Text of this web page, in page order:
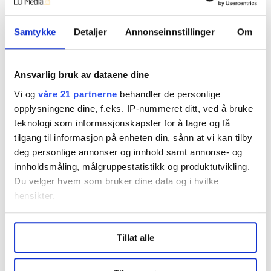
Samtykke Detaljer Annonseinnstillinger Om
Ansvarlig bruk av dataene dine
Vi og våre 21 partnerne behandler de personlige
opplysningene dine, f.eks. IP-nummeret ditt, ved å bruke
teknologi som informasjonskapsler for å lagre og få
tilgang til informasjon på enheten din, sånn at vi kan tilby
deg personlige annonser og innhold samt annonse- og
innholdsmåling, målgruppestatistikk og produktutvikling.
Du velger hvem som bruker dine data og i hvilke
hensikter.
Undermer infokan du lese om hvordan dine personlige
data behandles og hvordan du kan velge hvordan de skal
brukes. Du kan hele tiden endre eller trekke tilbake ditt
samtykke fra erklæringen om informasjonskapsler.
Tillat alle
Han er utvalgsleder for arbeid og integrering i
problematikken og utfordringene som prosjektet
peker på og synliggjør.
– Det er viktig å stimulere til at alle får en
videregående skole eller fagprøve for å komme seg i
jobb. Over halvparten av de med flerkulturell bakgrunn
mangler avsluttet grunnskole, sier Alason.
Blant annet har byen utvidet kontantstøtte, også for
toåringer. Det kan det bli slutt på.
– Kontantstøtte utsetter bare fattigdommen. Den
gjør at familiene har en grei økonomi mens de får
støtten, men det er bare en utsettelse, mener Alason.